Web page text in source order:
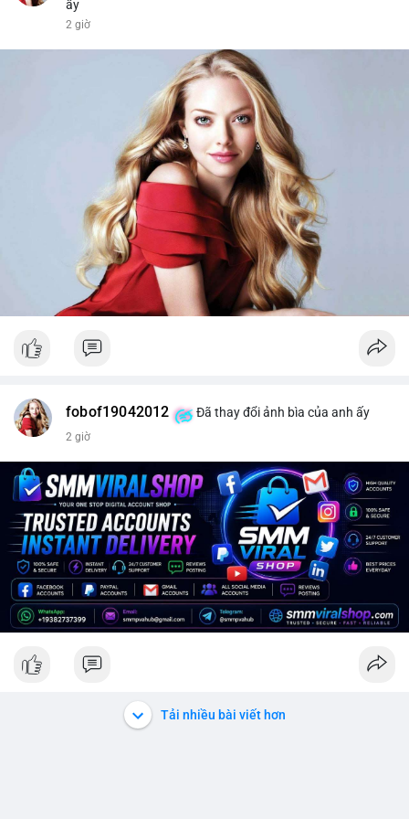
ấy
2 giờ
fobof19042012 Đã thay đổi ảnh bìa của anh ấy
2 giờ
Tải nhiều bài viết hơn